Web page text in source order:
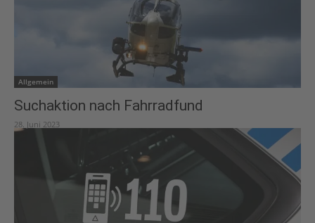
Allgemein
Suchaktion nach Fahrradfund
28. Juni 2023